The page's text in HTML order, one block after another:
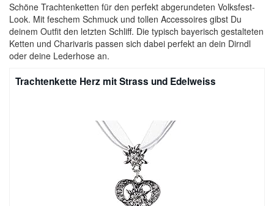
Schöne Trachtenketten für den perfekt abgerundeten Volksfest-
Look. Mit feschem Schmuck und tollen Accessoires gibst Du
deinem Outfit den letzten Schliff. Die typisch bayerisch gestalteten
Ketten und Charivaris passen sich dabei perfekt an dein Dirndl
oder deine Lederhose an.
Trachtenkette Herz mit Strass und Edelweiss